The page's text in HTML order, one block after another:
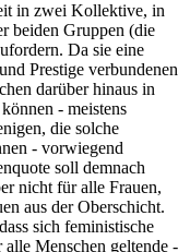
in zwei Kollektive, in
beiden Gruppen (die
Da sie eine
Prestige verbundenen
darüber hinaus in
- meistens
die solche
- vorwiegend
soll demnach
nicht für alle Frauen,
aus der Oberschicht.
sich feministische
Menschen geltende -